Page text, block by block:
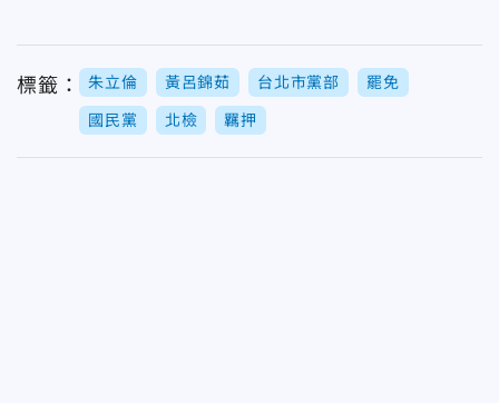
標籤： 朱立倫 黃呂錦茹 台北市黨部 罷免
國民黨 北檢 羈押